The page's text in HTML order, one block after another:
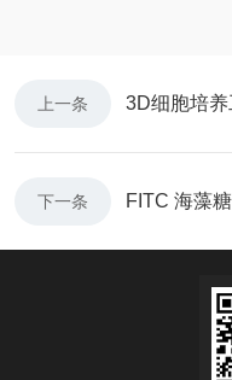
上一条
下一条 FITC 海藻